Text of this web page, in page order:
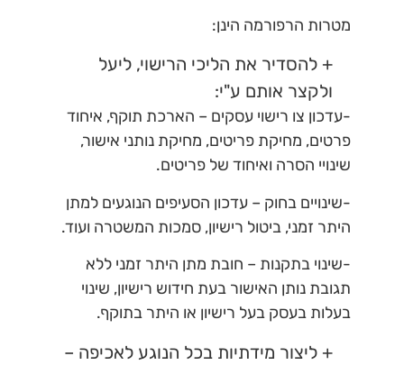
מטרות הרפורמה הינן:
+ להסדיר את הליכי הרישוי, ליעל
ולקצר אותם ע"י:
-עדכון צו רישוי עסקים – הארכת תוקף, איחוד
פרטים, מחיקת פריטים, מחיקת נותני אישור,
שינויי הסרה ואיחוד של פריטים.
-שינויים בחוק – עדכון הסעיפים הנוגעים למתן
היתר זמני, ביטול רישיון, סמכות המשטרה ועוד.
-שינוי בתקנות – חובת מתן היתר זמני ללא
תגובת נותן האישור בעת חידוש רישיון, שינוי
בעלות בעסק בעל רישיון או היתר בתוקף.
+ ליצור מידתיות בכל הנוגע לאכיפה –